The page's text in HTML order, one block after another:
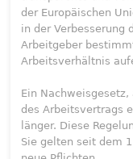
der Europäischen
in der Verbesserung
Arbeitgeber
Arbeitsverhältnis
Ein
des Arbeitsvertrags
länger. Diese
Sie gelten seit dem